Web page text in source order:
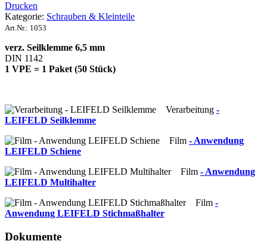
Drucken
Kategorie: Schrauben & Kleinteile
Art.Nr.: 1053
verz. Seilklemme 6,5 mm
DIN 1142
1 VPE = 1 Paket (50 Stück)
Verarbeitung -
LEIFELD Seilklemme
Film - Anwendung
LEIFELD Schiene
Film - Anwendung
LEIFELD Multihalter
Film -
Anwendung LEIFELD Stichmaßhalter
Dokumente